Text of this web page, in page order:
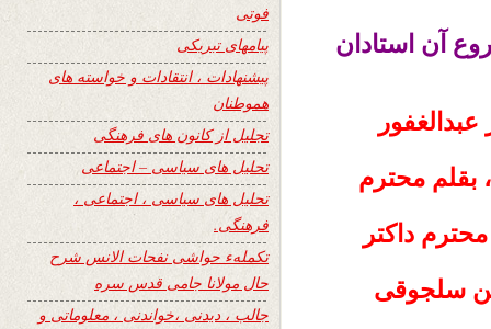
در شروع آن استادان
بقلم محترم
داکتر
سلجوقی
فوتی
پیامهای تبریکی
پیشنهادات ، انتقادات و خواسته های
هموطنان
تجلیل از کانون های فرهنگی
تحلیل های سیاسی – اجتماعی
تحلیل های سیاسی ، اجتماعی ،
فرهنگی.
تکملهء حواشی نفحات الانس شرح
حال مولانا جامی قدس سره
جالب ، دیدنی ،خواندنی ، معلوماتی و